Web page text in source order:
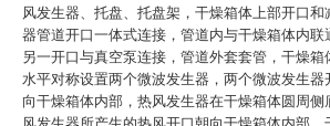
风发生器、托盘、托盘架，干燥箱体上部开口和
器管道开口一体式连接，管道内与干燥箱体内联
另一开口与真空泵连接，管道外套套管，干燥箱
水平对称设置两个微波发生器，两个微波发生器
向干燥箱体内部，热风发生器在干燥箱体圆周侧